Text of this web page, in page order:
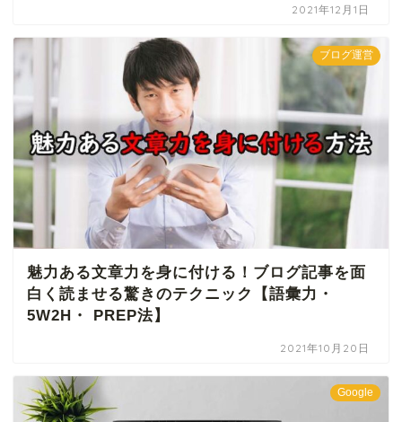
2021年12月1日
ブログ運営
魅力ある文章力を身に付ける！ブログ記事を面
白く読ませる驚きのテクニック【語彙力・
5W2H・ PREP法】
2021年10月20日
Google